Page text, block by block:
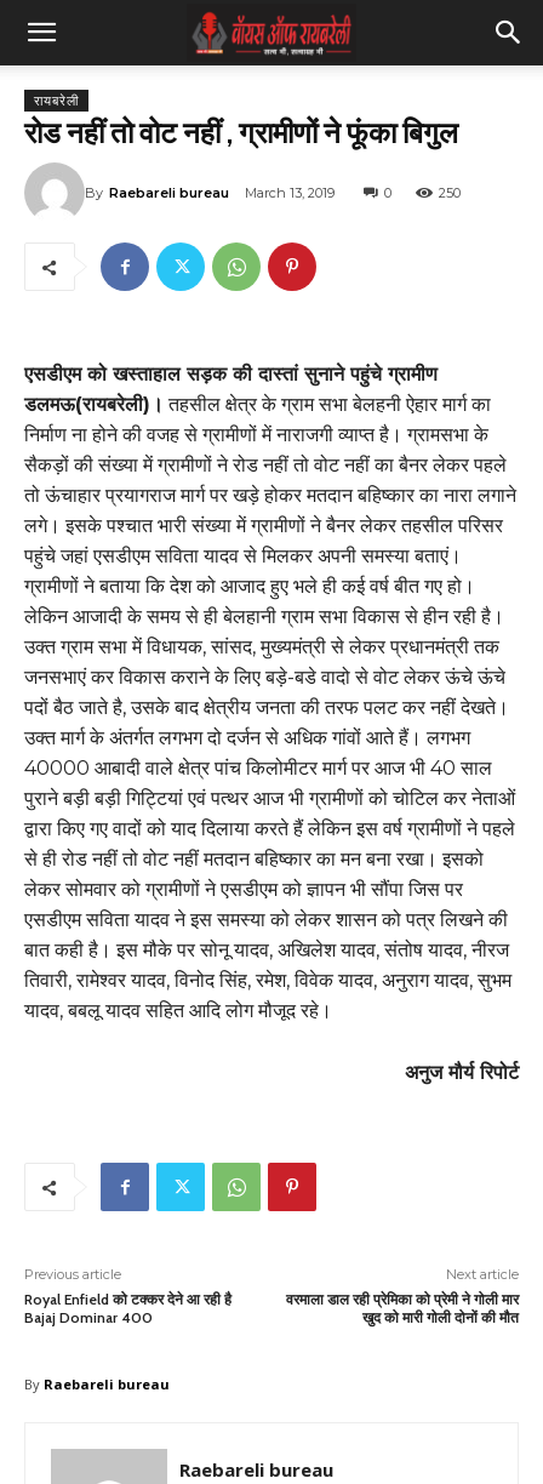
रायबरेली
रोड नहीं तो वोट नहीं , ग्रामीणों ने फूंका बिगुल
By Raebareli bureau March 13, 2019 0 250
एसडीएम को खस्ताहाल सड़क की दास्तां सुनाने पहुंचे ग्रामीण
डलमऊ(रायबरेली)। तहसील क्षेत्र के ग्राम सभा बेलहनी ऐहार मार्ग का
निर्माण ना होने की वजह से ग्रामीणों में नाराजगी व्याप्त है। ग्रामसभा के
सैकड़ों की संख्या में ग्रामीणों ने रोड नहीं तो वोट नहीं का बैनर लेकर पहले
तो ऊंचाहार प्रयागराज मार्ग पर खड़े होकर मतदान बहिष्कार का नारा लगाने
लगे। इसके पश्चात भारी संख्या में ग्रामीणों ने बैनर लेकर तहसील परिसर
पहुंचे जहां एसडीएम सविता यादव से मिलकर अपनी समस्या बताएं।
ग्रामीणों ने बताया कि देश को आजाद हुए भले ही कई वर्ष बीत गए हो।
लेकिन आजादी के समय से ही बेलहानी ग्राम सभा विकास से हीन रही है।
उक्त ग्राम सभा में विधायक, सांसद, मुख्यमंत्री से लेकर प्रधानमंत्री तक
जनसभाएं कर विकास कराने के लिए बड़े-बडे वादो से वोट लेकर ऊंचे ऊंचे
पदों बैठ जाते है, उसके बाद क्षेत्रीय जनता की तरफ पलट कर नहीं देखते।
उक्त मार्ग के अंतर्गत लगभग दो दर्जन से अधिक गांवों आते हैं। लगभग
40000 आबादी वाले क्षेत्र पांच किलोमीटर मार्ग पर आज भी 40 साल
पुराने बड़ी बड़ी गिट्टियां एवं पत्थर आज भी ग्रामीणों को चोटिल कर नेताओं
द्वारा किए गए वादों को याद दिलाया करते हैं लेकिन इस वर्ष ग्रामीणों ने पहले
से ही रोड नहीं तो वोट नहीं मतदान बहिष्कार का मन बना रखा। इसको
लेकर सोमवार को ग्रामीणों ने एसडीएम को ज्ञापन भी सौंपा जिस पर
एसडीएम सविता यादव ने इस समस्या को लेकर शासन को पत्र लिखने की
बात कही है। इस मौके पर सोनू यादव, अखिलेश यादव, संतोष यादव, नीरज
तिवारी, रामेश्वर यादव, विनोद सिंह, रमेश, विवेक यादव, अनुराग यादव, सुभम
यादव, बबलू यादव सहित आदि लोग मौजूद रहे।
अनुज मौर्य रिपोर्ट
Previous article
Royal Enfield को टक्कर देने आ रही है
Bajaj Dominar 400
Next article
वरमाला डाल रही प्रेमिका को प्रेमी ने गोली मार
खुद को मारी गोली दोनों की मौत
By Raebareli bureau
Raebareli bureau